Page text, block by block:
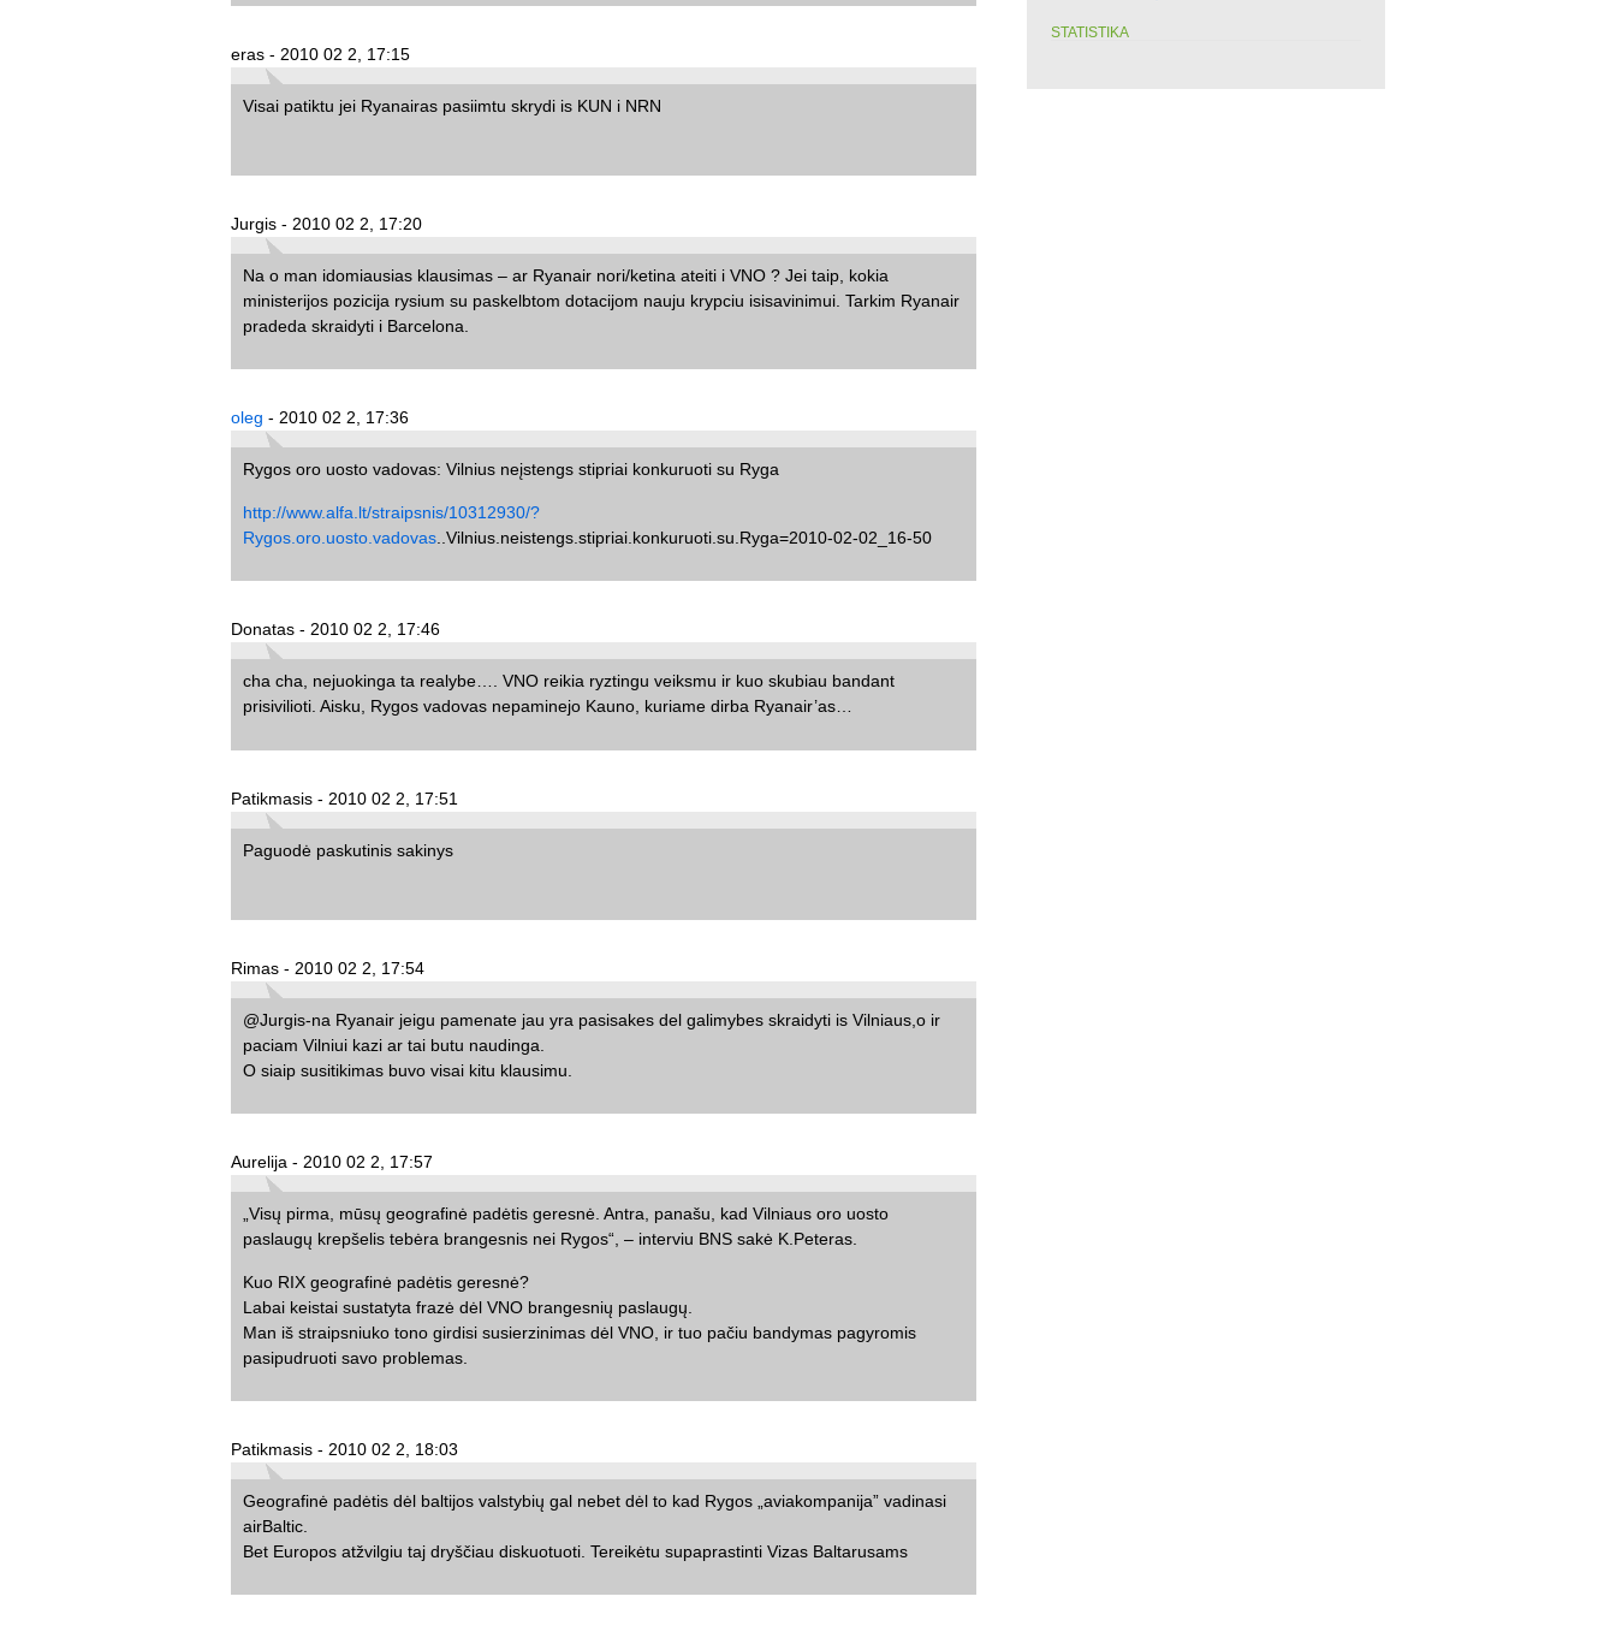
eras - 2010 02 2, 17:15
Visai patiktu jei Ryanairas pasiimtu skrydi is KUN i NRN
Jurgis - 2010 02 2, 17:20
Na o man idomiausias klausimas – ar Ryanair nori/ketina ateiti i VNO ? Jei taip, kokia
ministerijos pozicija rysium su paskelbtom dotacijom nauju krypciu isisavinimui. Tarkim Ryanair
pradeda skraidyti i Barcelona.
oleg - 2010 02 2, 17:36
Rygos oro uosto vadovas: Vilnius neįstengs stipriai konkuruoti su Ryga
http://www.alfa.lt/straipsnis/10312930/?
Rygos.oro.uosto.vadovas ..Vilnius.neistengs.stipriai.konkuruoti.su.Ryga=2010-02-02_16-50
Donatas - 2010 02 2, 17:46
cha cha, nejuokinga ta realybe…. VNO reikia ryztingu veiksmu ir kuo skubiau bandant
prisivilioti. Aisku, Rygos vadovas nepaminejo Kauno, kuriame dirba Ryanair’as…
Patikmasis - 2010 02 2, 17:51
Paguodė paskutinis sakinys
Rimas - 2010 02 2, 17:54
@Jurgis-na Ryanair jeigu pamenate jau yra pasisakes del galimybes skraidyti is Vilniaus,o ir
paciam Vilniui kazi ar tai butu naudinga.
O siaip susitikimas buvo visai kitu klausimu.
Aurelija - 2010 02 2, 17:57
„Visų pirma, mūsų geografinė padėtis geresnė. Antra, panašu, kad Vilniaus oro uosto
paslaugų krepšelis tebėra brangesnis nei Rygos“, – interviu BNS sakė K.Peteras.
Kuo RIX geografinė padėtis geresnė?
Labai keistai sustatyta frazė dėl VNO brangesnių paslaugų.
Man iš straipsniuko tono girdisi susierzinimas dėl VNO, ir tuo pačiu bandymas pagyromis
pasipudruoti savo problemas.
Patikmasis - 2010 02 2, 18:03
Geografinė padėtis dėl baltijos valstybių gal nebet dėl to kad Rygos „aviakompanija” vadinasi
airBaltic.
Bet Europos atžvilgiu taj dryščiau diskuotuoti. Tereikėtu supaprastinti Vizas Baltarusams
STATISTIKA